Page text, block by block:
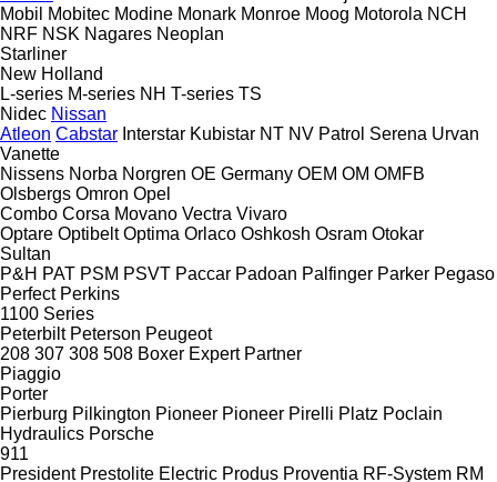
Mobil
Mobitec Modine Monark Monroe Moog Motorola NCH
NRF NSK Nagares Neoplan
Starliner
New Holland
L-series M-series NH T-series TS
Nidec Nissan
Atleon Cabstar Interstar Kubistar NT NV Patrol Serena Urvan
Vanette
Nissens Norba Norgren OE Germany OEM OM OMFB
Olsbergs Omron Opel
Combo Corsa Movano Vectra Vivaro
Optare Optibelt Optima Orlaco Oshkosh Osram Otokar
Sultan
P&H PAT PSM PSVT Paccar Padoan Palfinger Parker Pegaso
Perfect Perkins
1100 Series
Peterbilt Peterson Peugeot
208 307 308 508 Boxer Expert Partner
Piaggio
Porter
Pierburg Pilkington Pioneer Pioneer Pirelli Platz Poclain
Hydraulics Porsche
911
President Prestolite Electric Produs Proventia RF-System RM